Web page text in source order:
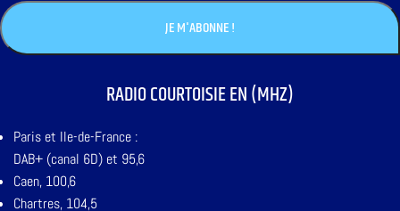
RADIO COURTOISIE EN (MHZ)
Paris et Ile-de-France :
DAB+ (canal 6D) et 95,6
Caen, 100,6
Chartres, 104,5